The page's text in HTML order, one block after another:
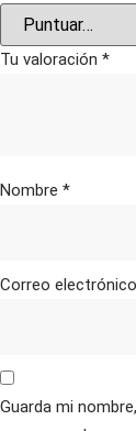
Tu valoración *
Nombre *
Correo electrónico
Guarda mi